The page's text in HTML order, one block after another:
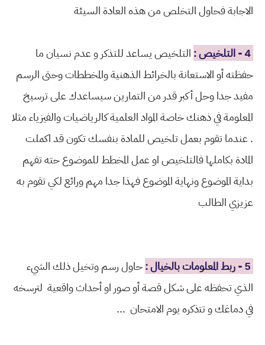
الاجابة فحاول التخلص من هذه العادة السيئة
ﺍﻟﺘﻠﺨﻴﺺ يساعد للتذكر ﻭ عدم نسيان ما
حفظته أو الاستعانة بالخرائط الذهنية والمخططات وحتى الرسم
مفيد جدا وحل أكبر قدر من التمارين سيساعدك على ترسيخ
المعلومة في ذهنك خاصة المواد العلمية كالرياضيات والفيزياء مثلا
. عندما تقوم بعمل تلخيص للمادة بنفسك تكون قد اكملت
المادة بكاملها فالتلخيص او عمل المخطط للموضوع حته تفهم
بداية الموضوع ونهاية الموضوع فهذا جدا مهم ورائع لكي تقوم به
عزيزي الطالب
ﺣﺎﻭﻝ رﺳﻢ ﻭﺗﺨﻴﻞ ذلك الشيء
الذي تحفظه ﻋﻠﻰ ﺷﻜﻞ ﻗﺼﺔ أﻭ ﺻﻮﺭ ﺍﻭ أﺣﺪﺍﺙ ﻭﺍﻗﻌﻴﺔ لترسخه
في دﻣﺎﻏﻚ ﻭ ﺗﺘذكره يوم الامتحان ...